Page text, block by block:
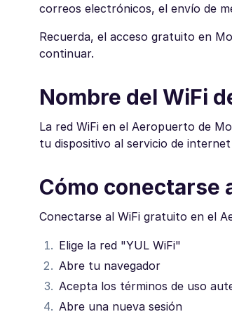
correos electrónicos, el envío de
Recuerda, el acceso gratuito en
continuar.
Nombre del WiFi
La red WiFi en el Aeropuerto de
tu dispositivo al servicio de
Cómo conectarse
Conectarse al WiFi gratuito en el
Elige la red "YUL WiFi"
Abre tu navegador
Acepta los términos de uso
Abre una nueva sesión